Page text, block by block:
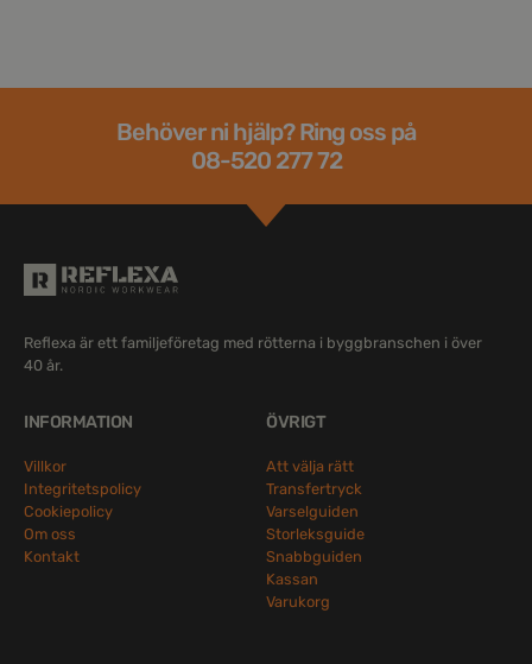
Behöver ni hjälp? Ring oss på
08-520 277 72
Reflexa är ett familjeföretag med rötterna i byggbranschen i över
40 år.
INFORMATION
Villkor
Integritetspolicy
Cookiepolicy
Om oss
Kontakt
ÖVRIGT
Att välja rätt
Transfertryck
Varselguiden
Storleksguide
Snabbguiden
Kassan
Varukorg